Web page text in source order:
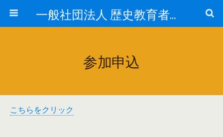
一般社団法人 歴史教育者協議会
参加申込
こちらをクリック